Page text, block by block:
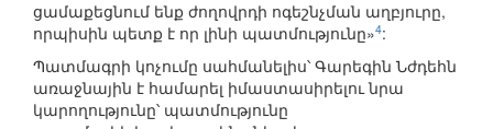
ցամաքեցնում ենք ժողովրդի ոգեշնչման աղբյուրը,
որպիսին պետք է որ լինի պատմությունը»4:
Պատմագրի կոչումը սահմանելիս՝ Գարեգին Նժդեհն
առաջնային է համարել իմաստասիրելու նրա
կարողությունը՝ պատմությունը